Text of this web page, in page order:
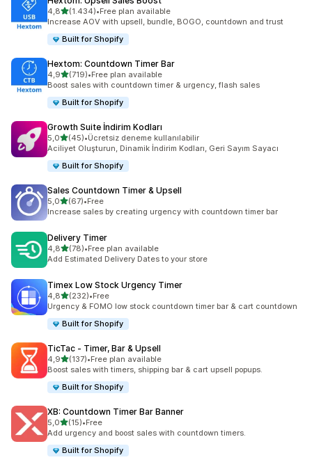
4,85 yıldız üzerinden
(1.434)
toplam 1434 değerlendirme
•Free plan available
Increase AOV with upsell, bundle, BOGO, countdown and trust
Built for Shopify
Hextom: Countdown Timer Bar
4,95 yıldız üzerinden
(719)
toplam 719 değerlendirme
•Free plan available
Boost sales with countdown timer & urgency, flash sales
Built for Shopify
Growth Suite İndirim Kodları
5,05 yıldız üzerinden
(45)
toplam 45 değerlendirme
•Ücretsiz deneme kullanılabilir
Aciliyet Oluşturun, Dinamik İndirim Kodları, Geri Sayım Sayacı
Built for Shopify
Sales Countdown Timer & Upsell
5,05 yıldız üzerinden
(67)
toplam 67 değerlendirme
•Free
Increase sales by creating urgency with countdown timer bar
Delivery Timer
4,85 yıldız üzerinden
(78)
toplam 78 değerlendirme
•Free plan available
Add Estimated Delivery Dates to your store
Timex Low Stock Urgency Timer
4,85 yıldız üzerinden
(232)
toplam 232 değerlendirme
•Free
Urgency & FOMO low stock countdown timer bar & cart countdown
Built for Shopify
TicTac ‑ Timer, Bar & Upsell
4,95 yıldız üzerinden
(137)
toplam 137 değerlendirme
•Free plan available
Boost sales with timers, shipping bar & cart upsell popups.
Built for Shopify
XB: Countdown Timer Bar Banner
5,05 yıldız üzerinden
(15)
toplam 15 değerlendirme
•Free
Add urgency and boost sales with countdown timers.
Built for Shopify